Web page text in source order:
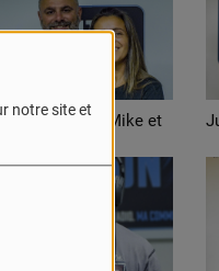
notre site et